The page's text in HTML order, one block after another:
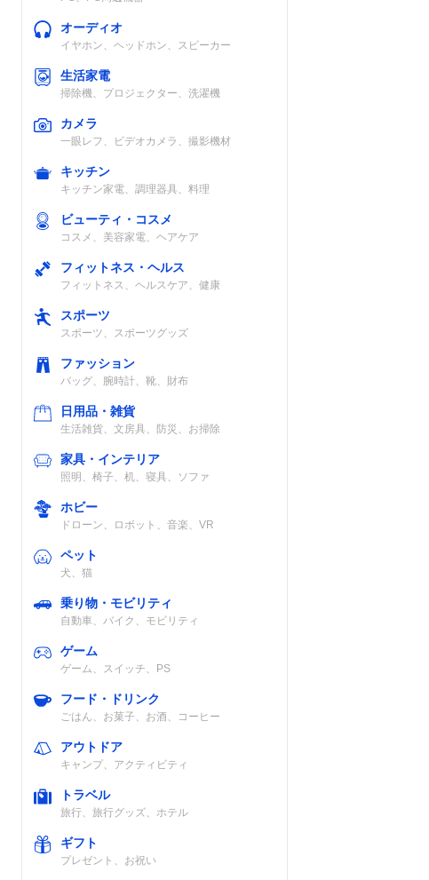
オーディオ
イヤホン、ヘッドホン、スピーカー
生活家電
掃除機、プロジェクター、洗濯機
カメラ
一眼レフ、ビデオカメラ、撮影機材
キッチン
キッチン家電、調理器具、料理
ビューティ・コスメ
コスメ、美容家電、ヘアケア
フィットネス・ヘルス
フィットネス、ヘルスケア、健康
スポーツ
スポーツ、スポーツグッズ
ファッション
バッグ、腕時計、靴、財布
日用品・雑貨
生活雑貨、文房具、防災、お掃除
家具・インテリア
照明、椅子、机、寝具、ソファ
ホビー
ドローン、ロボット、音楽、VR
ペット
犬、猫
乗り物・モビリティ
自動車、バイク、モビリティ
ゲーム
ゲーム、スイッチ、PS
フード・ドリンク
ごはん、お菓子、お酒、コーヒー
アウトドア
キャンプ、アクティビティ
トラベル
旅行、旅行グッズ、ホテル
ギフト
プレゼント、お祝い